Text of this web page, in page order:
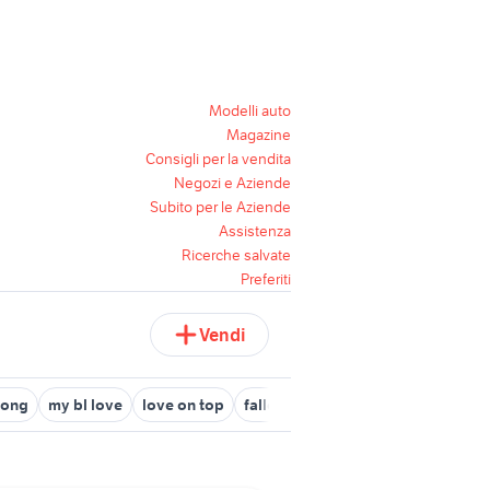
Modelli auto
Magazine
Consigli per la vendita
Negozi e Aziende
Subito per le Aziende
Assistenza
Ricerche salvate
Preferiti
Vendi
my bl love love on top fallen in love